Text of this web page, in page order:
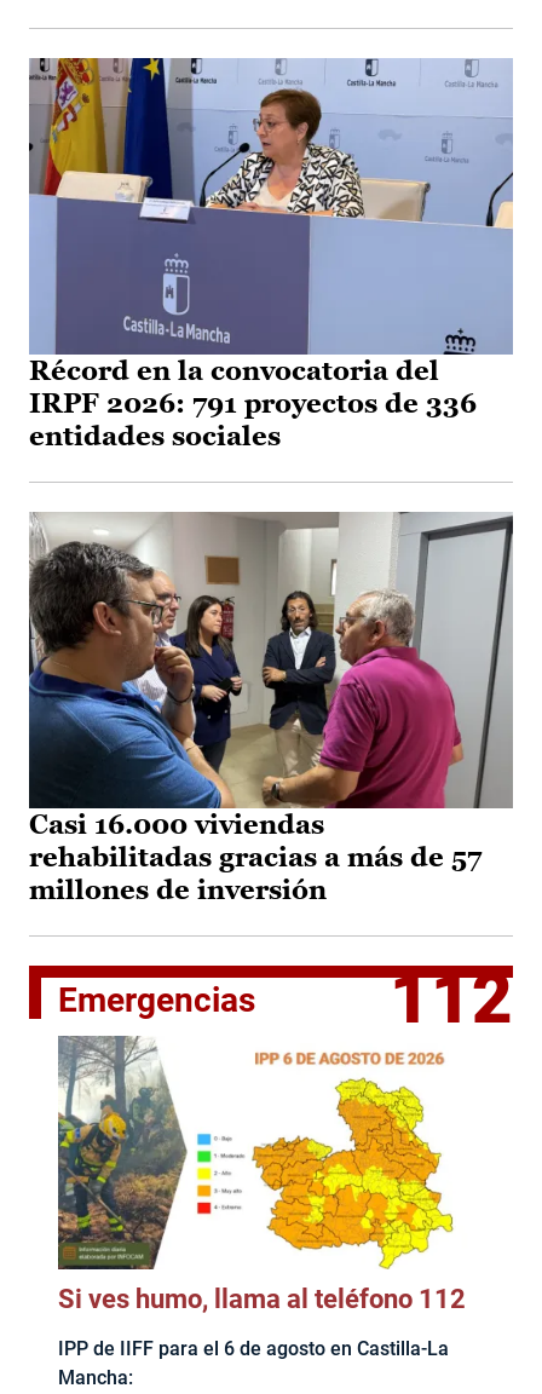
Récord en la convocatoria del
IRPF 2026: 791 proyectos de 336
entidades sociales
Casi 16.000 viviendas
rehabilitadas gracias a más de 57
millones de inversión
Emergencias 112
Si ves humo, llama al teléfono 112
IPP de IIFF para el 6 de agosto en Castilla-La
Mancha: